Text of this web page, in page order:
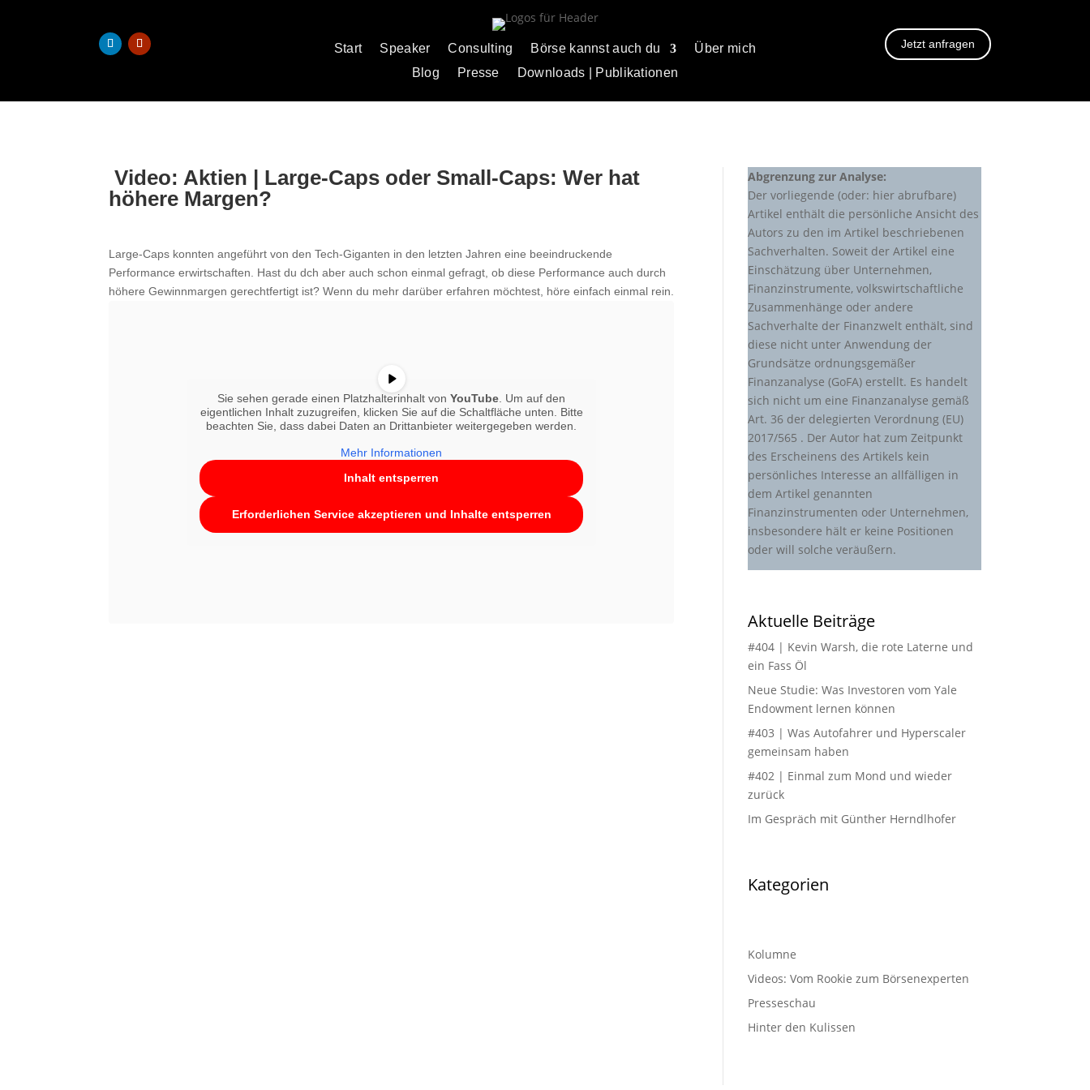
Start Speaker Consulting Börse kannst auch du
Über mich
Blog
Presse Downloads | Publikationen
Jetzt anfragen
️ Video: Aktien | Large-Caps oder Small-Caps: Wer hat
höhere Margen?
Large-Caps konnten angeführt von den Tech-Giganten in den letzten Jahren eine beeindruckende
Performance erwirtschaften. Hast du dch aber auch schon einmal gefragt, ob diese Performance auch durch
höhere Gewinnmargen gerechtfertigt ist? Wenn du mehr darüber erfahren möchtest, höre einfach einmal rein.
Sie sehen gerade einen Platzhalterinhalt vonYouTube . Um auf den
eigentlichen Inhalt zuzugreifen, klicken Sie auf die Schaltfläche unten. Bitte
beachten Sie, dass dabei Daten an Drittanbieter weitergegeben werden.
Mehr Informationen
Inhalt entsperren
Erforderlichen Service akzeptieren und Inhalte entsperren
Abgrenzung zur Analyse:
Der vorliegende (oder: hier abrufbare)
Artikel enthält die persönliche Ansicht des
Autors zu den im Artikel beschriebenen
Sachverhalten. Soweit der Artikel eine
Einschätzung über Unternehmen,
Finanzinstrumente, volkswirtschaftliche
Zusammenhänge oder andere
Sachverhalte der Finanzwelt enthält, sind
diese nicht unter Anwendung der
Grundsätze ordnungsgemäßer
Finanzanalyse (GoFA) erstellt. Es handelt
sich nicht um eine Finanzanalyse gemäß
Art. 36 der delegierten Verordnung (EU)
2017/565 . Der Autor hat zum Zeitpunkt
des Erscheinens des Artikels kein
persönliches Interesse an allfälligen in
dem Artikel genannten
Finanzinstrumenten oder Unternehmen,
insbesondere hält er keine Positionen
oder will solche veräußern.
Aktuelle Beiträge
#404 | Kevin Warsh, die rote Laterne und
ein Fass Öl
Neue Studie: Was Investoren vom Yale
Endowment lernen können
#403 | Was Autofahrer und Hyperscaler
gemeinsam haben
#402 | Einmal zum Mond und wieder
zurück
Im Gespräch mit Günther Herndlhofer
Kategorien
Kolumne
Videos: Vom Rookie zum Börsenexperten
Presseschau
Hinter den Kulissen